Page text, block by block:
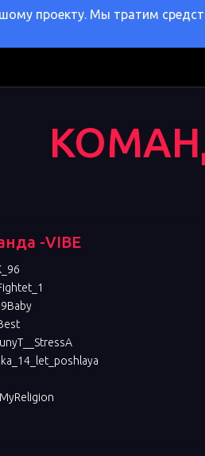
проекту. Мы тратим
-VIBE